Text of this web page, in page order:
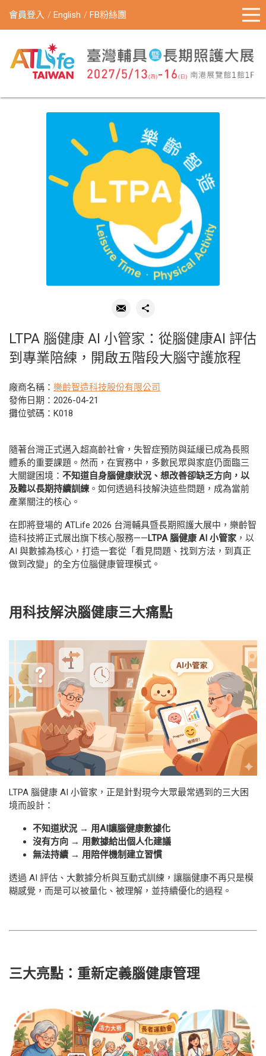
會員登入 English FB粉絲團
LTPA 腦健康 AI 小管家：從腦健康AI 評估
到專業陪練，開啟五階段大腦守護旅程
廠商名稱： 樂齡智造科技股份有限公司
發佈日期：2026-04-21
攤位號碼：K018
隨著台灣正式邁入超高齡社會，失智症預防與延緩已成為長照
體系的重要課題。然而，在實務中，多數民眾與家庭仍面臨三
大關鍵困境： 不知道自身腦健康狀況、想改善卻缺乏方向，以
及難以長期持續訓練 。如何透過科技解決這些問題，成為當前
產業關注的核心。
在即將登場的 ATLife 2026 台灣輔具暨長期照護大展中，樂齡智
造科技將正式展出旗下核心服務——LTPA 腦健康 AI 小管家 ，以
AI 與數據為核心，打造一套從「看見問題、找到方法，到真正
做到改變」的全方位腦健康管理模式。
用科技解決腦健康三大痛點
LTPA 腦健康 AI 小管家，正是針對現今大眾最常遇到的三大困
境而設計：
不知道狀況 → 用AI讓腦健康數據化
沒有方向 → 用數據給出個人化建議
無法持續 → 用陪伴機制建立習慣
透過 AI 評估、大數據分析與互動式訓練，讓腦健康不再只是模
糊感覺，而是可以被量化、被理解，並持續優化的過程。
三大亮點：重新定義腦健康管理